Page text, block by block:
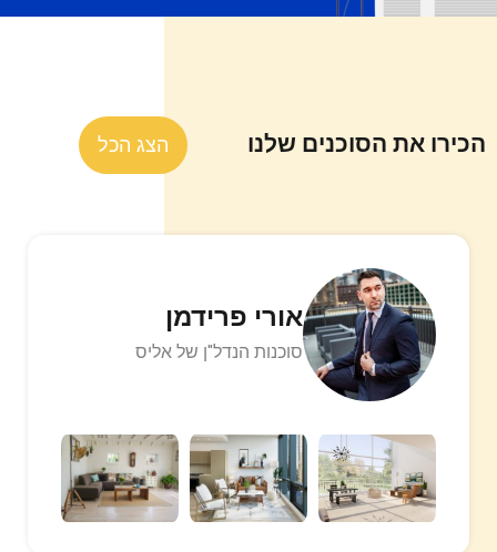
הכירו את הסוכנים שלנו הצג הכל
אורי פרידמן
סוכנות הנדל"ן של אליס